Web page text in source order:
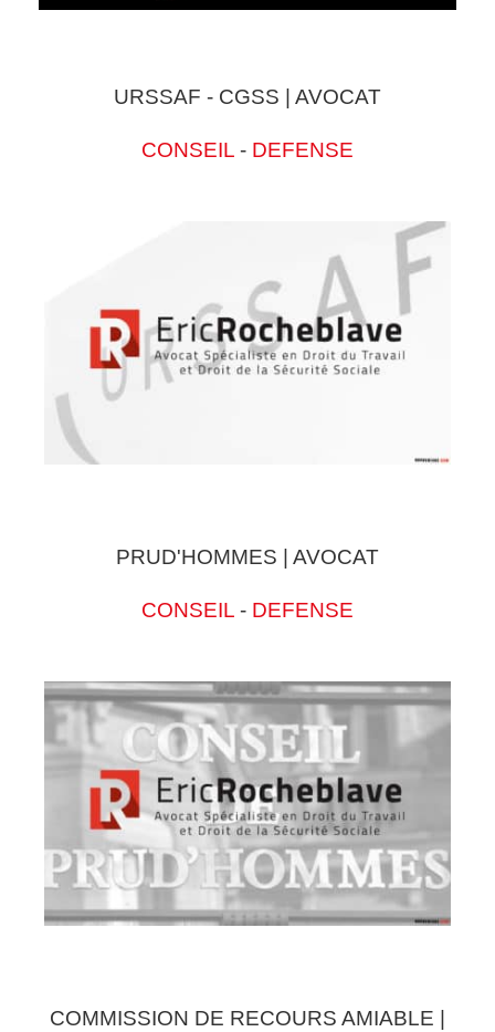
URSSAF - CGSS | AVOCAT
CONSEIL - DEFENSE
PRUD'HOMMES | AVOCAT
CONSEIL - DEFENSE
COMMISSION DE RECOURS AMIABLE |